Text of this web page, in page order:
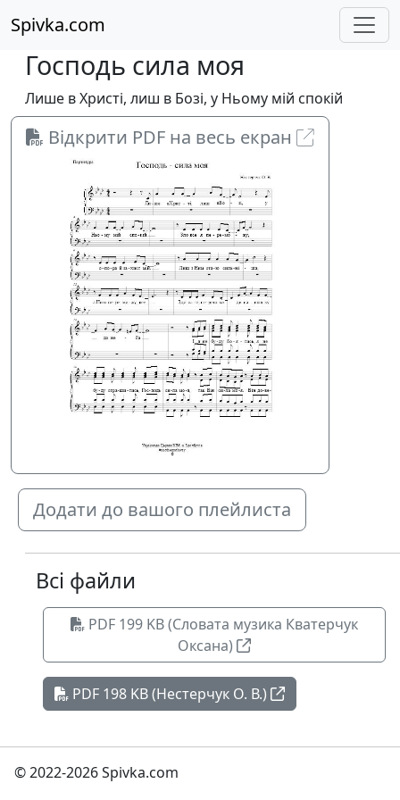
Spivka.com
Господь сила моя
Лише в Христі, лиш в Бозі, у Ньому мій спокій
Відкрити PDF на весь екран
Додати до вашого плейлиста
Всі файли
PDF 199 KB (Словата музика Кватерчук
Оксана)
PDF 198 KB (Нестерчук О. В.)
© 2022-2026 Spivka.com